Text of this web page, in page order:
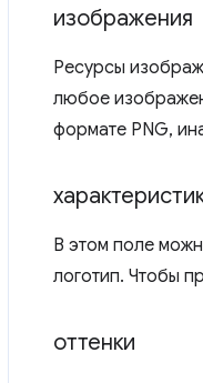
изображения
Ресурсы
любое
формате PNG,
В этом поле
логотип. Чтобы
оттенки